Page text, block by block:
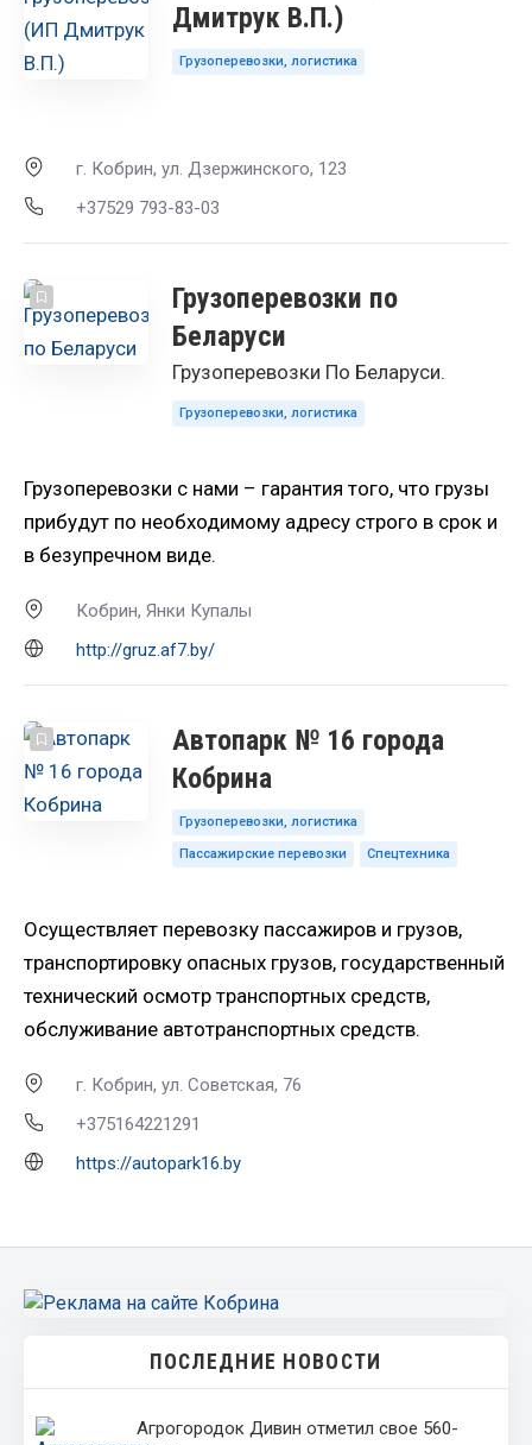
Дмитрук В.П.)
Грузоперевозки, логистика
г. Кобрин, ул. Дзержинского, 123
+37529 793-83-03
Грузоперевозки по
Беларуси
Грузоперевозки По Беларуси.
Грузоперевозки, логистика
Грузоперевозки с нами – гарантия того, что грузы
прибудут по необходимому адресу строго в срок и
в безупречном виде.
Кобрин, Янки Купалы
http://gruz.af7.by/
Автопарк № 16 города
Кобрина
Грузоперевозки, логистика
Пассажирские перевозки Спецтехника
Осуществляет перевозку пассажиров и грузов,
транспортировку опасных грузов, государственный
технический осмотр транспортных средств,
обслуживание автотранспортных средств.
г. Кобрин, ул. Советская, 76
+375164221291
https://autopark16.by
ПОСЛЕДНИЕ НОВОСТИ
Агрогородок Дивин отметил свое 560-